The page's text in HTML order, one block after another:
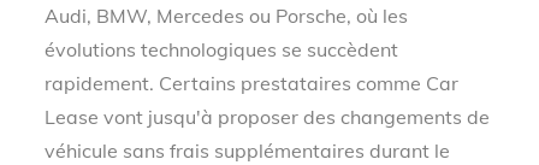
Audi, BMW, Mercedes ou Porsche, où les
évolutions technologiques se succèdent
rapidement. Certains prestataires comme Car
Lease vont jusqu'à proposer des changements de
véhicule sans frais supplémentaires durant le